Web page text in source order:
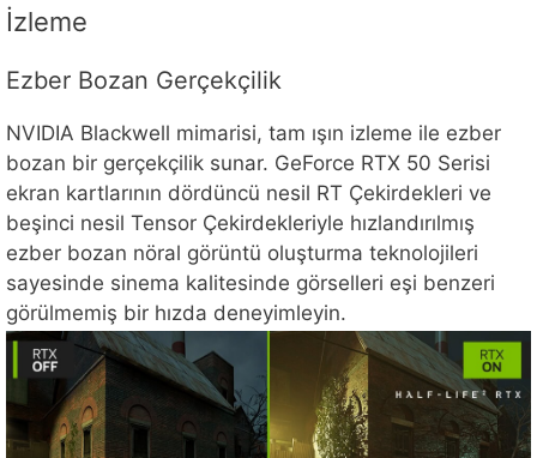
İzleme
Ezber Bozan Gerçekçilik
NVIDIA Blackwell mimarisi, tam ışın izleme ile ezber
bozan bir gerçekçilik sunar. GeForce RTX 50 Serisi
ekran kartlarının dördüncü nesil RT Çekirdekleri ve
beşinci nesil Tensor Çekirdekleriyle hızlandırılmış
ezber bozan nöral görüntü oluşturma teknolojileri
sayesinde sinema kalitesinde görselleri eşi benzeri
görülmemiş bir hızda deneyimleyin.